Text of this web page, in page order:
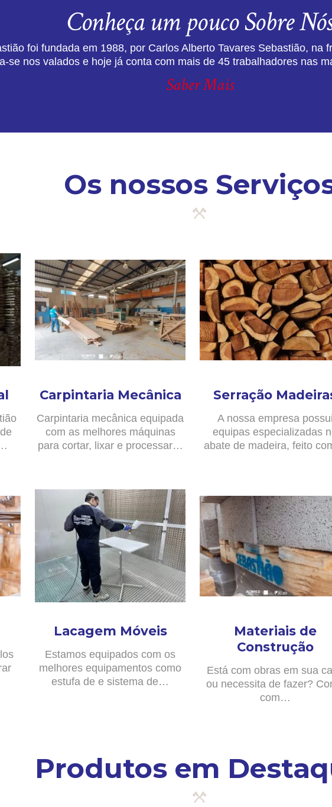
Conheça um pouco Sobre
foi fundada em 1988, por Carlos Alberto Tavares Sebastião, na
se nos valados e hoje já conta com mais de 45 trabalhadores nas
Saber Mais
Os nossos
Carpintaria Mecânica
Carpintaria mecânica equipada
com as melhores máquinas
para cortar, lixar e processar…
Serração
A nossa empresa
equipas especializadas
abate de madeira, feito
Lacagem Móveis
Estamos equipados com os
melhores equipamentos como
estufa de e sistema de…
Materiais de
Construção
Está com obras em sua
ou necessita de fazer?
com…
Produtos em